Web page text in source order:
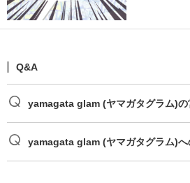
Q&A
yamagata glam (ヤマガタグラム)の
yamagata glam (ヤマガタグラム)へ